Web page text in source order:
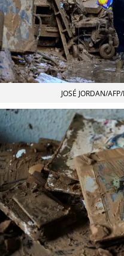
JOSÉ JORDAN/